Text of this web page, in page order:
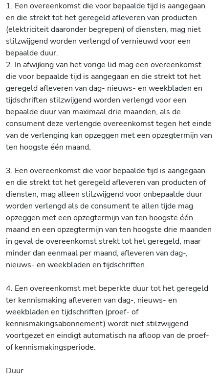
1. Een overeenkomst die voor bepaalde tijd is aangegaan
en die strekt tot het geregeld afleveren van producten
(elektriciteit daaronder begrepen) of diensten, mag niet
stilzwijgend worden verlengd of vernieuwd voor een
bepaalde duur.
2. In afwijking van het vorige lid mag een overeenkomst
die voor bepaalde tijd is aangegaan en die strekt tot het
geregeld afleveren van dag- nieuws- en weekbladen en
tijdschriften stilzwijgend worden verlengd voor een
bepaalde duur van maximaal drie maanden, als de
consument deze verlengde overeenkomst tegen het einde
van de verlenging kan opzeggen met een opzegtermijn van
ten hoogste één maand.
3. Een overeenkomst die voor bepaalde tijd is aangegaan
en die strekt tot het geregeld afleveren van producten of
diensten, mag alleen stilzwijgend voor onbepaalde duur
worden verlengd als de consument te allen tijde mag
opzeggen met een opzegtermijn van ten hoogste één
maand en een opzegtermijn van ten hoogste drie maanden
in geval de overeenkomst strekt tot het geregeld, maar
minder dan eenmaal per maand, afleveren van dag-,
nieuws- en weekbladen en tijdschriften.
4. Een overeenkomst met beperkte duur tot het geregeld
ter kennismaking afleveren van dag-, nieuws- en
weekbladen en tijdschriften (proef- of
kennismakingsabonnement) wordt niet stilzwijgend
voortgezet en eindigt automatisch na afloop van de proef-
of kennismakingsperiode.
Duur